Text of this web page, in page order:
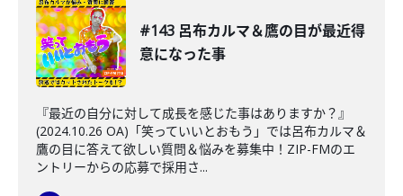
#143 呂布カルマ＆鷹の目が最近得
意になった事
『最近の自分に対して成長を感じた事はありますか？』
(2024.10.26 OA)「笑っていいとおもう」では呂布カルマ＆
鷹の目に答えて欲しい質問＆悩みを募集中！ZIP-FMのエ
ントリーからの応募で採用さ...